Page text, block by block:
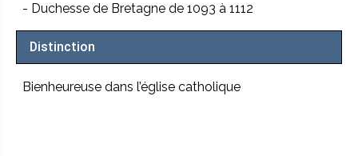
- Duchesse de Bretagne de 1093 à 1112
Distinction
Bienheureuse dans l’église catholique